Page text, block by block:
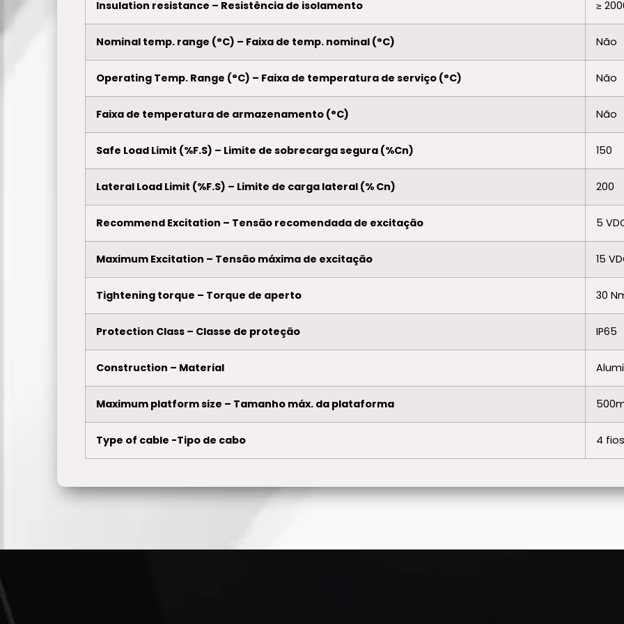
Insulation resistance – Resistência de isolamento ≥
Nominal temp. range (°C) – Faixa de temp. nominal (°C) Não
Operating Temp. Range (°C) – Faixa de temperatura de serviço (°C) Não
Faixa de temperatura de armazenamento (°C) Não
Safe Load Limit (%F.S) – Limite de sobrecarga segura (%Cn) 150
Lateral Load Limit (%F.S) – Limite de carga lateral (% Cn) 200
Recommend Excitation – Tensão recomendada de excitação 5
Maximum Excitation – Tensão máxima de excitação 15
Tightening torque – Torque de aperto 30
Protection Class – Classe de proteção IP65
Construction – Material
Maximum platform size – Tamanho máx. da plataforma
Type of cable -Tipo de cabo 4